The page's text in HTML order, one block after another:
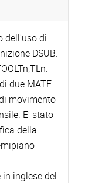
dell'uso di
DSUB.
due MATE
movimento
E' stato
della
inglese del